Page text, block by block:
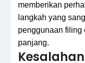
memberikan
langkah yang
penggunaan filing
panjang.